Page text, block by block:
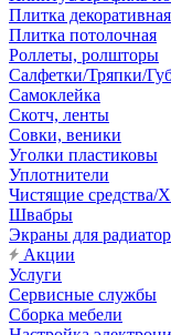
Плитка декоративная
Плитка потолочная
Роллеты, ролшторы
Салфетки/Тряпки/
Самоклейка
Скотч, ленты
Совки, веники
Уголки пластиковы
Уплотнители
Чистящие средства/
Швабры
Экраны для
Акции
Услуги
Сервисные службы
Сборка мебели